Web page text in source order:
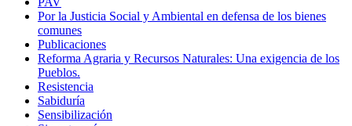
Por la Justicia Social y Ambiental en defensa de los bienes
comunes
Publicaciones
Reforma Agraria y Recursos Naturales: Una exigencia de los
Pueblos.
Resistencia
Sabiduría
Sensibilización